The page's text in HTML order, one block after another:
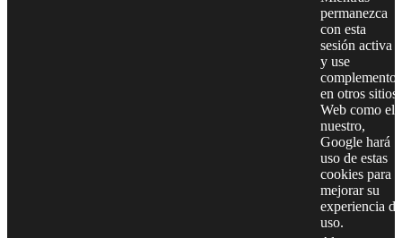
permanezca
con esta
sesión activa
y use
complementos
en otros sitios
Web como el
nuestro,
Google hará
uso de estas
cookies para
mejorar su
experiencia de
uso.